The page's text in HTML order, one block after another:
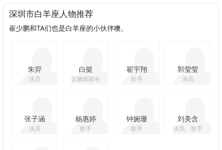
深圳市白羊座人物推荐
崔少鹏和TA们也是白羊座的小伙伴噢。
朱羿
演员
白挺
音频部部长
翟宇翔
歌手
郭莹莹
演员
张子涵
演员
杨惠婷
歌手
钟婉珊
歌手
刘美含
演员、歌手